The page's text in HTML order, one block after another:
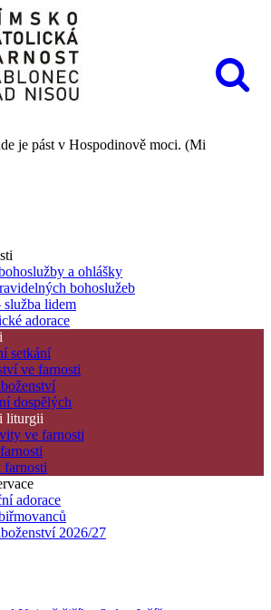
je pást v Hospodinově moci. (Mi
a ohlášky
bohoslužeb
služba lidem
adorace
setkání
ve farnosti
dospělých
liturgii
ve farnosti
farnosti
adorace
2026/27